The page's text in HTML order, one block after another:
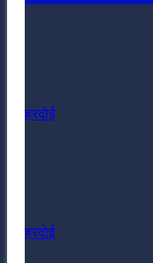
हरदोई
हरदोई